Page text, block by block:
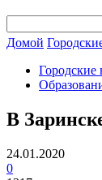
Домой
Городские
В
24.01.2020
0